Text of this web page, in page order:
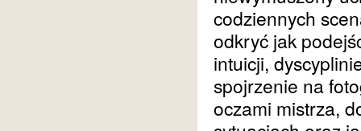
codziennych
odkryć jak
intuicji,
spojrzenie na
oczami mistrza,